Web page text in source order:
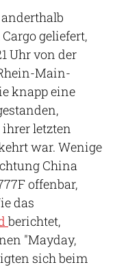
geliefert,
Uhr von der
Main-
knapp eine
letzten
war. Wenige
China
offenbar,
das
berichtet,
"Mayday,
sich beim